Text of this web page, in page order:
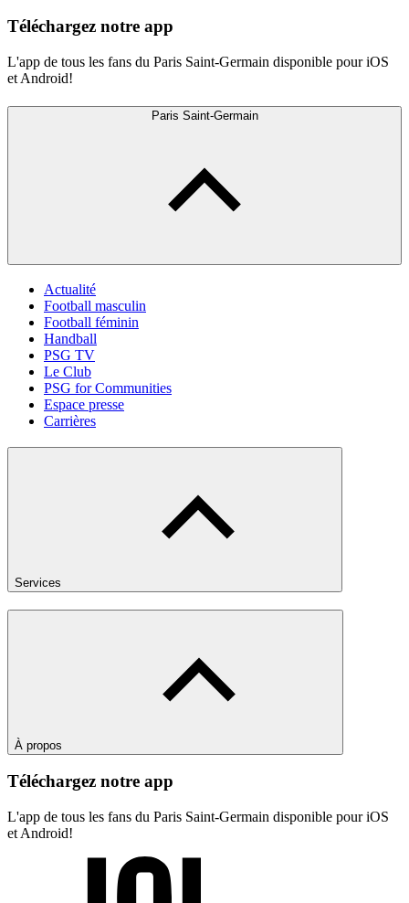
Téléchargez notre app
L'app de tous les fans du Paris Saint-Germain disponible pour iOS
et Android!
Paris Saint-Germain
Actualité
Football masculin
Football féminin
Handball
PSG TV
Le Club
PSG for Communities
Espace presse
Carrières
Services
À propos
Téléchargez notre app
L'app de tous les fans du Paris Saint-Germain disponible pour iOS
et Android!